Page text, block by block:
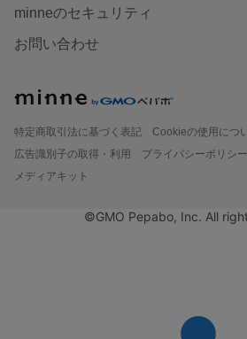
minneのセキュリティ
お問い合わせ
特定商取引法に基づく表記
Cookieの使用につ
広告識別子の取得・利用
プライバシーポリシー
メディアキット
©GMO Pepabo, Inc. All